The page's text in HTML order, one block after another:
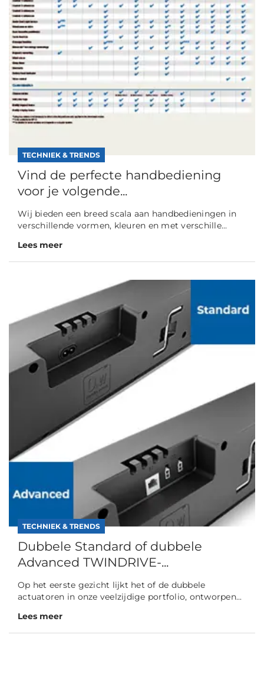
TECHNIEK & TRENDS
Vind de perfecte handbediening
voor je volgende...
Wij bieden een breed scala aan handbedieningen in
verschillende vormen, kleuren en met verschille...
Lees meer
TECHNIEK & TRENDS
Dubbele Standard of dubbele
Advanced TWINDRIVE-...
Op het eerste gezicht lijkt het of de dubbele
actuatoren in onze veelzijdige portfolio, ontworpen...
Lees meer